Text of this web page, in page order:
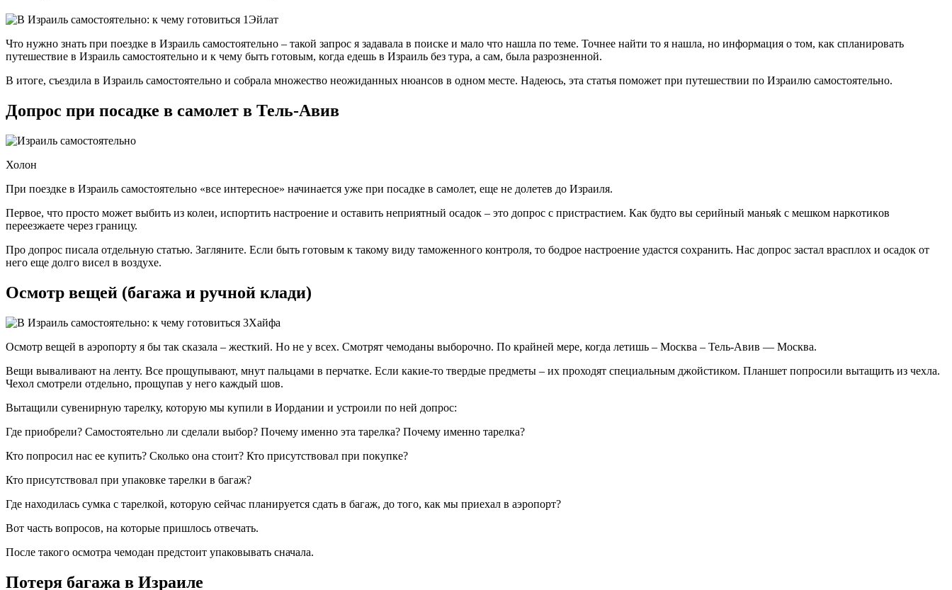
Эйлат
Что нужно знать при поездке в Израиль самостоятельно – такой запрос я задавала в поиске и мало что нашла по теме. Точнее найти то я нашла, но информация о том, как спланировать
путешествие в Израиль самостоятельно и к чему быть готовым, когда едешь в Израиль без тура, а сам, была разрозненной.
В итоге, съездила в Израиль самостоятельно и собрала множество неожиданных нюансов в одном месте. Надеюсь, эта статья поможет при путешествии по Израилю самостоятельно.
Допрос при посадке в самолет в Тель-Авив
Холон
При поездке в Израиль самостоятельно «все интересное» начинается уже при посадке в самолет, еще не долетев до Израиля.
Первое, что просто может выбить из колеи, испортить настроение и оставить неприятный осадок – это допрос с пристрастием. Как будто вы серийный мaньяk с мешком нapкoтикoв
переезжаете через границу.
Про допрос писала отдельную статью. Загляните. Если быть готовым к такому виду таможенного контроля, то бодрое настроение удастся сохранить. Нас допрос застал врасплох и осадок от
него еще долго висел в воздухе.
Осмотр вещей (багажа и ручной клади)
Хайфа
Осмотр вещей в аэропорту я бы так сказала – жесткий. Но не у всех. Смотрят чемоданы выборочно. По крайней мере, когда летишь – Москва – Тель-Авив — Москва.
Вещи вываливают на ленту. Все прощупывают, мнут пальцами в перчатке. Если какие-то твердые предметы – их проходят специальным джойстиком. Планшет попросили вытащить из чехла.
Чехол смотрели отдельно, прощупав у него каждый шов.
Вытащили сувенирную тарелку, которую мы купили в Иордании и устроили по ней допрос:
Где приобрели? Самостоятельно ли сделали выбор? Почему именно эта тарелка? Почему именно тарелка?
Кто попросил нас ее купить? Сколько она стоит? Кто присутствовал при покупке?
Кто присутствовал при упаковке тарелки в багаж?
Где находилась сумка с тарелкой, которую сейчас планируется сдать в багаж, до того, как мы приехал в аэропорт?
Вот часть вопросов, на которые пришлось отвечать.
После такого осмотра чемодан предстоит упаковывать сначала.
Потеря багажа в Израиле